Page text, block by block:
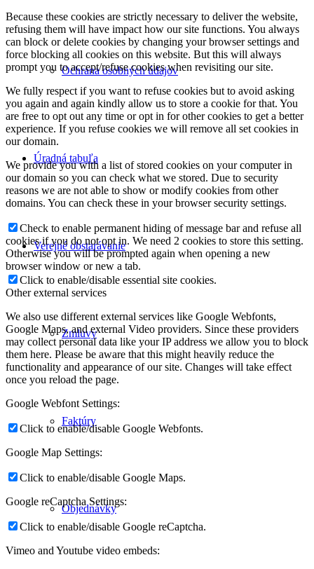
Ochrana osobných údajov
Úradná tabuľa
Verejné obstarávanie
Zmluvy
Faktúry
Objednávky
Because these cookies are strictly necessary to deliver the website,
refusing them will have impact how our site functions. You always
can block or delete cookies by changing your browser settings and
force blocking all cookies on this website. But this will always
prompt you to accept/refuse cookies when revisiting our site.
We fully respect if you want to refuse cookies but to avoid asking
you again and again kindly allow us to store a cookie for that. You
are free to opt out any time or opt in for other cookies to get a better
experience. If you refuse cookies we will remove all set cookies in
our domain.
We provide you with a list of stored cookies on your computer in
our domain so you can check what we stored. Due to security
reasons we are not able to show or modify cookies from other
domains. You can check these in your browser security settings.
Check to enable permanent hiding of message bar and refuse all
cookies if you do not opt in. We need 2 cookies to store this setting.
Otherwise you will be prompted again when opening a new
browser window or new a tab.
Click to enable/disable essential site cookies.
Other external services
We also use different external services like Google Webfonts,
Google Maps, and external Video providers. Since these providers
may collect personal data like your IP address we allow you to block
them here. Please be aware that this might heavily reduce the
functionality and appearance of our site. Changes will take effect
once you reload the page.
Google Webfont Settings:
Click to enable/disable Google Webfonts.
Google Map Settings:
Click to enable/disable Google Maps.
Google reCaptcha Settings:
Click to enable/disable Google reCaptcha.
Vimeo and Youtube video embeds: